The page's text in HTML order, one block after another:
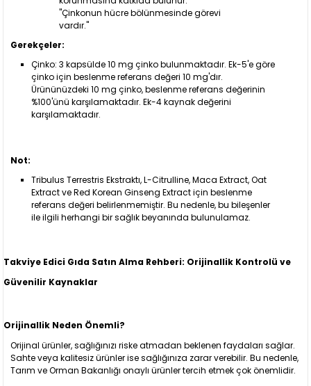
"Çinkonun hücre bölünmesinde görevi
vardır."
Gerekçeler:
Çinko: 3 kapsülde 10 mg çinko bulunmaktadır. Ek-5'e göre
çinko için beslenme referans değeri 10 mg'dır.
Ürününüzdeki 10 mg çinko, beslenme referans değerinin
%100'ünü karşılamaktadır. Ek-4 kaynak değerini
karşılamaktadır.
Not:
Tribulus Terrestris Ekstraktı, L-Citrulline, Maca Extract, Oat
Extract ve Red Korean Ginseng Extract için beslenme
referans değeri belirlenmemiştir. Bu nedenle, bu bileşenler
ile ilgili herhangi bir sağlık beyanında bulunulamaz.
Takviye Edici Gıda Satın Alma Rehberi: Orijinallik Kontrolü ve
Güvenilir Kaynaklar
Orijinallik Neden Önemli?
Orijinal ürünler, sağlığınızı riske atmadan beklenen faydaları sağlar.
Sahte veya kalitesiz ürünler ise sağlığınıza zarar verebilir. Bu nedenle,
Tarım ve Orman Bakanlığı onaylı ürünler tercih etmek çok önemlidir.